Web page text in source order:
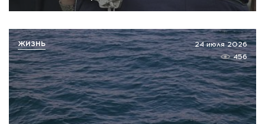
24 июля 2026
456
ЖИЗНЬ